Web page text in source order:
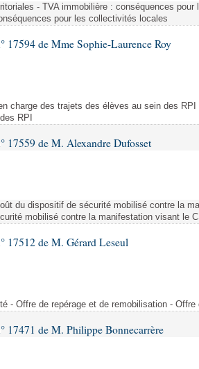
- TVA immobilière : conséquences
pour les collectivités locales
17594 de Mme Sophie-Laurence Roy
charge des trajets des élèves au sein des
RPI
17559 de M. Alexandre Dufosset
du dispositif de sécurité mobilisé contre la
mobilisé contre la manifestation visant le
17512 de M. Gérard Leseul
- Offre de repérage et de remobilisation -
17471 de M. Philippe Bonnecarrère